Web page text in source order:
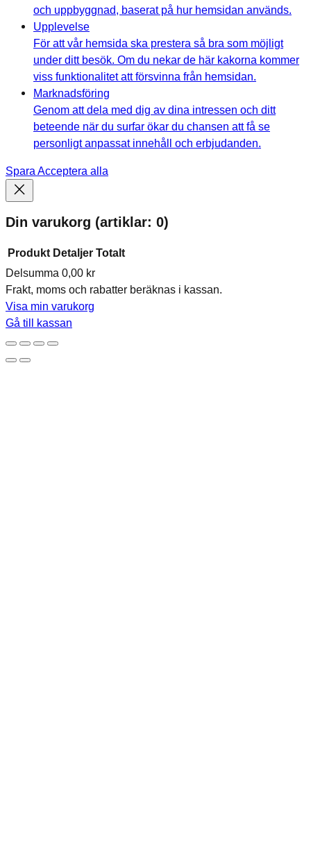
och uppbyggnad, baserat på hur hemsidan används.
Upplevelse
För att vår hemsida ska prestera så bra som möjligt
under ditt besök. Om du nekar de här kakorna kommer
viss funktionalitet att försvinna från hemsidan.
Marknadsföring
Genom att dela med dig av dina intressen och ditt
beteende när du surfar ökar du chansen att få se
personligt anpassat innehåll och erbjudanden.
Spara Acceptera alla
Din varukorg (artiklar: 0)
Produkter
i
varukorg
Produkt Detaljer Totalt
Delsumma 0,00 kr
Frakt, moms och rabatter beräknas i kassan.
Visa min varukorg
Gå till kassan